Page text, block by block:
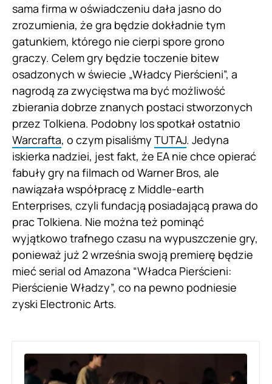
sama firma w oświadczeniu dała jasno do
zrozumienia, że gra będzie dokładnie tym
gatunkiem, którego nie cierpi spore grono
graczy. Celem gry będzie toczenie bitew
osadzonych w świecie „Władcy Pierścieni”, a
nagrodą za zwycięstwa ma być możliwość
zbierania dobrze znanych postaci stworzonych
przez Tolkiena. Podobny los spotkał ostatnio
Warcrafta, o czym pisaliśmy TUTAJ. Jedyna
iskierka nadziei, jest fakt, że EA nie chce opierać
fabuły gry na filmach od Warner Bros, ale
nawiązała współpracę z Middle-earth
Enterprises, czyli fundacją posiadającą prawa do
prac Tolkiena. Nie można też pominąć
wyjątkowo trafnego czasu na wypuszczenie gry,
ponieważ już 2 września swoją premierę będzie
mieć serial od Amazona “Władca Pierścieni:
Pierścienie Władzy”, co na pewno podniesie
zyski Electronic Arts.